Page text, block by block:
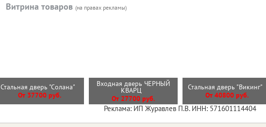
Витрина товаров (на правах рекламы)
Стальная дверь "Солана"
От 37700 руб.
Входная дверь ЧЕРНЫЙ
КВАРЦ
От 27700 руб.
Стальная дверь "Викинг"
От 40800 руб.
Реклама: ИП Журавлев П.В. ИНН: 571601114404